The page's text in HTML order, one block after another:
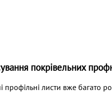
покрівельних
профільні листи вже багато